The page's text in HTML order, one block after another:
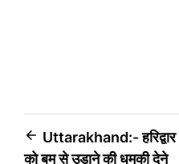
Post
Uttarakhand:- हरिद्वार
को बम से उड़ाने की धमकी देने